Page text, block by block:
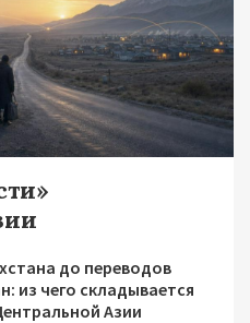
до переводов
из чего складывается
Азии